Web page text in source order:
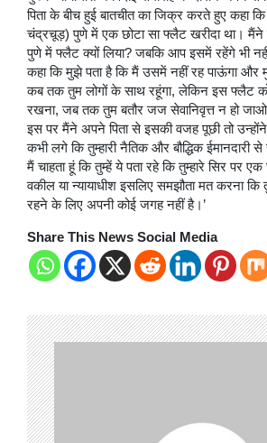
पिता के बीच हुई बातचीत का जिक्र करते हुए कहा कि
चंद्रचूड़) पुणे में एक छोटा सा फ्लैट खरीदा था।
पुणे में फ्लैट क्यों लिया? जबकि आप इसमें रहेंगे भी
कहा कि मुझे पता है कि मैं उसमें नहीं रह पाऊंगा और
कब तक तुम लोगों के साथ रहूंगा, लेकिन इस फ्लैट
रखना, जब तक तुम बतौर जज सेवानिवृत्त न हो
इस पर मैंने अपने पिता से इसकी वजह पूछी तो
कभी लगे कि तुम्हारी नैतिक और बौद्धिक ईमानदारी से
मैं चाहता हूं कि तुम्हें ये पता रहे कि तुम्हारे सिर पर
वकील या न्यायाधीश इसलिए समझौता मत करना कि
रहने के लिए अपनी कोई जगह नहीं है।’
Share This News Social Media